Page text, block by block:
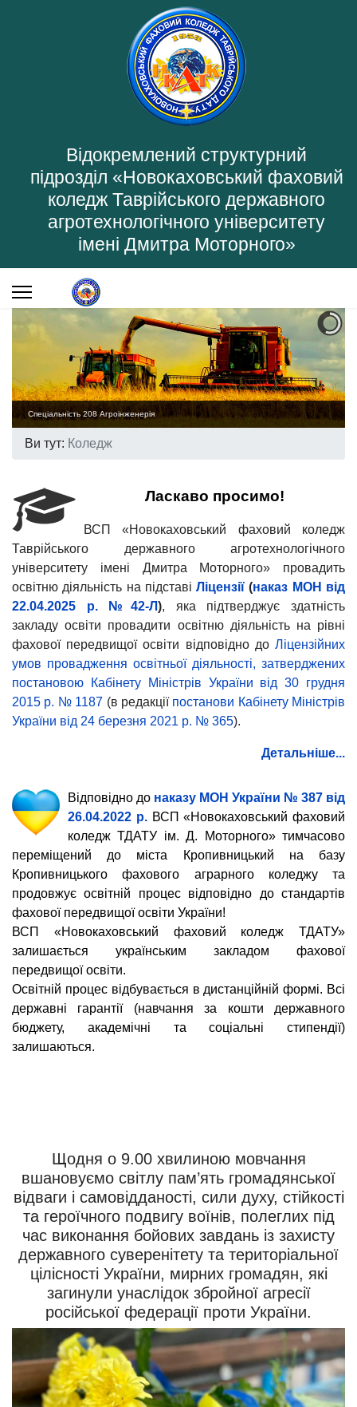
Відокремлений структурний
підрозділ «Новокаховський фаховий
коледж Таврійського державного
агротехнологічного університету
імені Дмитра Моторного»
Спеціальність 208 Агроінженерія
Ви тут: Коледж
Ласкаво просимо!
ВСП «Новокаховський фаховий коледж
Таврійського державного агротехнологічного
університету імені Дмитра Моторного» провадить
освітню діяльність на підставіЛіцензії (наказ МОН від
22.04.2025 р. №42-Л), яка підтверджує здатність
закладу освіти провадити освітню діяльність на рівні
фахової передвищої освіти відповідно до Ліцензійних
умов провадження освітньої діяльності, затверджених
постановою Кабінету Міністрів України від 30 грудня
2015 р. № 1187 (в редакції постанови Кабінету Міністрів
України від 24 березня 2021 р. № 365).
Детальніше...
Відповідно до наказу МОН України № 387 від
26.04.2022 р.ВСП «Новокаховський фаховий
коледж ТДАТУ ім. Д. Моторного» тимчасово
переміщений до міста Кропивницький на базу
Кропивницького фахового аграрного коледжу та
продовжує освітній процес відповідно до стандартів
фахової передвищої освіти України!
ВСП «Новокаховський фаховий коледж ТДАТУ»
залишається українським закладом фахової
передвищої освіти.
Освітній процес відбувається в дистанційній формі. Всі
державні гарантії (навчання за кошти державного
бюджету, академічні та соціальні стипендії)
залишаються.
Щодня о 9.00 хвилиною мовчання
вшановуємо світлу пам’ять громадянської
відваги і самовідданості, сили духу, стійкості
та героїчного подвигу воїнів, полеглих під
час виконання бойових завдань із захисту
державного суверенітету та територіальної
цілісності України, мирних громадян, які
загинули унаслідок збройної агресії
російської федерації проти України.